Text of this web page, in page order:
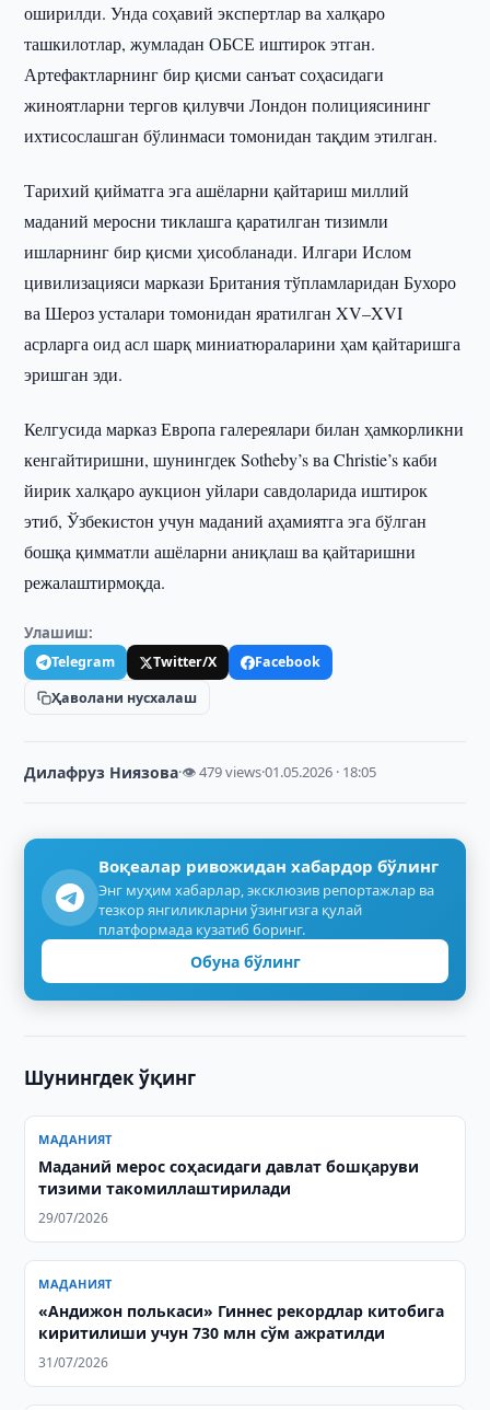
оширилди. Унда соҳавий экспертлар ва халқаро
ташкилотлар, жумладан ОБСЕ иштирок этган.
Артефактларнинг бир қисми санъат соҳасидаги
жиноятларни тергов қилувчи Лондон полициясининг
ихтисослашган бўлинмаси томонидан тақдим этилган.
Тарихий қийматга эга ашёларни қайтариш миллий
маданий меросни тиклашга қаратилган тизимли
ишларнинг бир қисми ҳисобланади. Илгари Ислом
цивилизацияси маркази Британия тўпламларидан Бухоро
ва Шероз усталари томонидан яратилган XV–XVI
асрларга оид асл шарқ миниатюраларини ҳам қайтаришга
эришган эди.
Келгусида марказ Европа галереялари билан ҳамкорликни
кенгайтиришни, шунингдек Sotheby’s ва Christie’s каби
йирик халқаро аукцион уйлари савдоларида иштирок
этиб, Ўзбекистон учун маданий аҳамиятга эга бўлган
бошқа қимматли ашёларни аниқлаш ва қайтаришни
режалаштирмоқда.
Улашиш:
Telegram Twitter/X
Facebook
Ҳаволани нусхалаш
Дилафруз Ниязова·👁 479 views·01.05.2026 · 18:05
Воқеалар ривожидан хабардор бўлинг
Энг муҳим хабарлар, эксклюзив репортажлар ва
тезкор янгиликларни ўзингизга қулай
платформада кузатиб боринг.
Обуна бўлинг
Шунингдек ўқинг
МАДАНИЯТ
Маданий мерос соҳасидаги давлат бошқаруви
тизими такомиллаштирилади
29/07/2026
МАДАНИЯТ
«Андижон полькаси» Гиннес рекордлар китобига
киритилиши учун 730 млн сўм ажратилди
31/07/2026